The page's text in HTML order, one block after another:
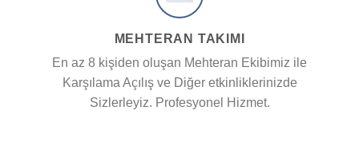
MEHTERAN TAKIMI
En az 8 kişiden oluşan Mehteran Ekibimiz ile
Karşılama Açılış ve Diğer etkinliklerinizde
Sizlerleyiz. Profesyonel Hizmet.